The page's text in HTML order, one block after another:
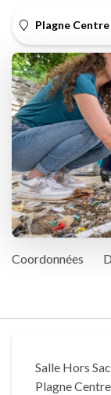
Plagne Centre
Coordonnées
Salle Hors Sac
Plagne Centre